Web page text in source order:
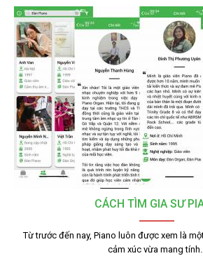
CÁCH TÌM GIA SƯ
Từ trước đến nay, Piano luôn được xem là
cảm xúc vừa mang